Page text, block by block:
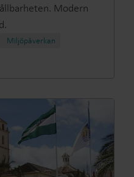
Modern
Miljöpåverkan